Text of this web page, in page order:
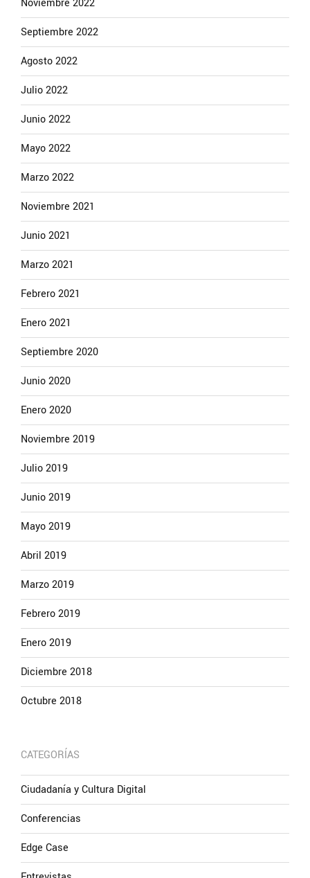
Noviembre 2022
Septiembre 2022
Agosto 2022
Julio 2022
Junio 2022
Mayo 2022
Marzo 2022
Noviembre 2021
Junio 2021
Marzo 2021
Febrero 2021
Enero 2021
Septiembre 2020
Junio 2020
Enero 2020
Noviembre 2019
Julio 2019
Junio 2019
Mayo 2019
Abril 2019
Marzo 2019
Febrero 2019
Enero 2019
Diciembre 2018
Octubre 2018
CATEGORÍAS
Ciudadanía y Cultura Digital
Conferencias
Edge Case